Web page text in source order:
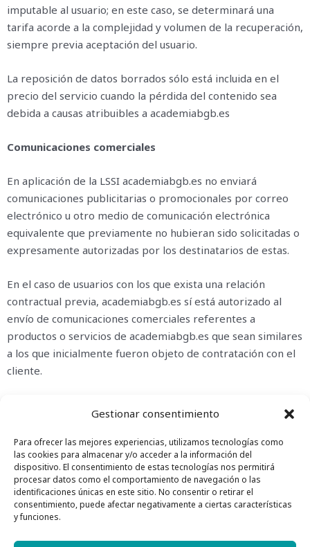
Gestionar consentimiento
Para ofrecer las mejores experiencias, utilizamos tecnologías como
las cookies para almacenar y/o acceder a la información del
dispositivo. El consentimiento de estas tecnologías nos permitirá
procesar datos como el comportamiento de navegación o las
identificaciones únicas en este sitio. No consentir o retirar el
consentimiento, puede afectar negativamente a ciertas características
y funciones.
imputable al usuario; en este caso, se determinará una
tarifa acorde a la complejidad y volumen de la recuperación,
siempre previa aceptación del usuario.
La reposición de datos borrados sólo está incluida en el
precio del servicio cuando la pérdida del contenido sea
debida a causas atribuibles a academiabgb.es
Comunicaciones comerciales
En aplicación de la LSSI academiabgb.es no enviará
comunicaciones publicitarias o promocionales por correo
electrónico u otro medio de comunicación electrónica
equivalente que previamente no hubieran sido solicitadas o
expresamente autorizadas por los destinatarios de estas.
En el caso de usuarios con los que exista una relación
contractual previa, academiabgb.es sí está autorizado al
envío de comunicaciones comerciales referentes a
productos o servicios de academiabgb.es que sean similares
a los que inicialmente fueron objeto de contratación con el
cliente.
solicitar que no se le haga llegar más información comercial
a través de los canales de Atención al Cliente.